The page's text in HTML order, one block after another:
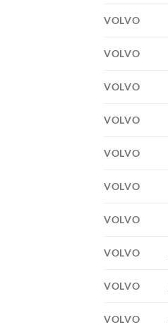
VOLVO
VOLVO
VOLVO
VOLVO
VOLVO
VOLVO
VOLVO
VOLVO
VOLVO
VOLVO